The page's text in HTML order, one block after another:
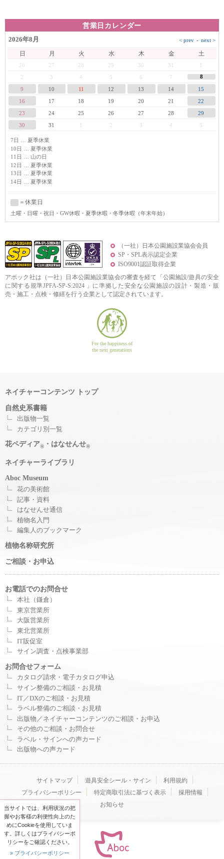
当サイトでは、利用状況の把
握やお客様の利便性向上のた
めにCookieを使用していま
す。詳しくはプライバシーポ
リシーをご確認ください。
» プライバシーポリシー
営業日カレンダー
2026年8月
日 月 火 水 木 金 土
26 27 28 29 30 31
1
3 4 5 6 7 8
9 10 11 12 13 14
15
16
17 18 19 20 21
22
23
24 25 26 27 28
29
30
31 1 3 4 5
7日 … 夏季休業
10日 … 夏季休業
11日 … 山の日
12日 … 夏季休業
13日 … 夏季休業
14日 … 夏季休業
＝休業日
土曜・日曜・祝日・GW休暇・夏季休暇・冬季休暇（年末年始）
（一社）日本公園施設業協会会員
SP・SPL表示認定企業
ISO9001認証取得企業
アボック社は（一社）日本公園施設業協会の審査を経て「公園施設/遊具の安全
に関する規準JPFA-SP-S:2024 」に準拠した安全な公園施設の設計・製造・販
売・施工・点検・修繕を行う企業として認定されています。
For the happiness of
the next generations
ネイチャーコンテンツ トップ
自然史系書籍
出版物一覧
カテゴリ別一覧
花ペディア® ・はなせんせ®
ネイチャーライブラリ
Aboc Museum
花の美術館
記事・資料
はなせんせ通信
植物名入門
編集人のブックマーク
植物名称研究所
ご相談・お申込
お電話でのお問合せ
本社（鎌倉）
東京営業所
大阪営業所
東北営業所
IT販促室
サイン調査・点検事業部
お問合せフォーム
カタログ請求・電子カタログ申込
サイン整備のご相談・お見積
IT／DXのご相談・お見積
ラベル整備のご相談・お見積
出版物／ネイチャーコンテンツのご相談・お申込
その他のご相談・お問合せ
ラベル・サインへの声カード
出版物への声カード
サイトマップ 遊具安全シール・サイン
利用規約
プライバシーポリシー
特定商取引法に基づく表示
採用情報
お知らせ